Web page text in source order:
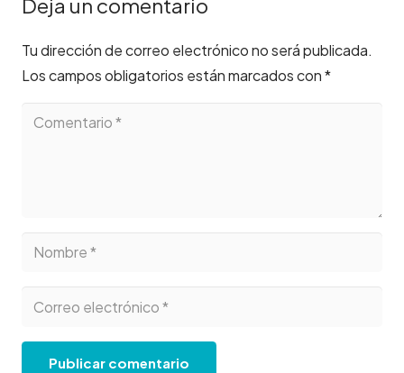
Deja un comentario
Tu dirección de correo electrónico no será publicada.
Los campos obligatorios están marcados con*
Publicar comentario